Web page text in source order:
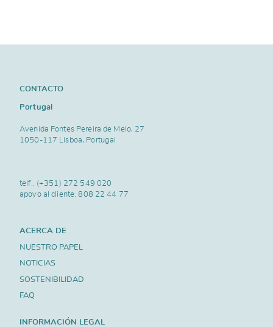
CONTACTO
Portugal
Avenida Fontes Pereira de Melo, 27
1050-117 Lisboa, Portugal
telf.. (+351) 272 549 020
apoyo al cliente.808 22 44 77
ACERCA DE
NUESTRO PAPEL
NOTICIAS
SOSTENIBILIDAD
FAQ
INFORMACIÓN LEGAL